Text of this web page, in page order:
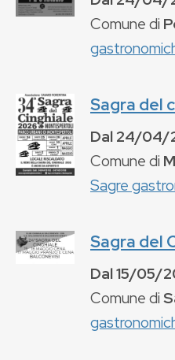
Comune di
Sagra del
Dal24/04/
Comune di
Sagre
Sagra del
Dal15/05/
Comune di